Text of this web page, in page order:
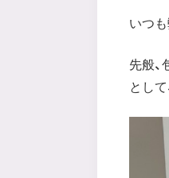
いつ
先般
とし